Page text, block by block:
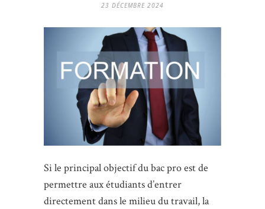
23 DÉCEMBRE 2024
Si le principal objectif du bac pro est de
permettre aux étudiants d’entrer
directement dans le milieu du travail, la